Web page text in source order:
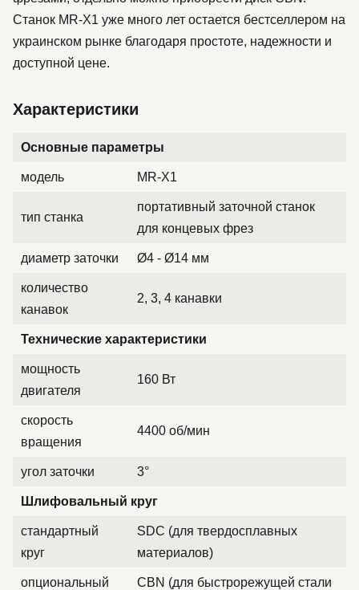
Станок MR-X1 уже много лет остается бестселлером на
украинском рынке благодаря простоте, надежности и
доступной цене.
Характеристики
Основные параметры
модель MR-X1
тип станка
портативный заточной станок
для концевых фрез
диаметр заточки Ø4 - Ø14 мм
количество
канавок
2, 3, 4 канавки
Технические характеристики
мощность
двигателя
160 Вт
скорость
вращения
4400 об/мин
угол заточки 3°
Шлифовальный круг
стандартный
круг
SDC (для твердосплавных
материалов)
опциональный
CBN (для быстрорежущей стали